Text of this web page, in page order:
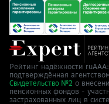
Рейтинг надёжности
подтверждённая
Свидетельство №2 о
пенсионных фондов -
застрахованных лиц в